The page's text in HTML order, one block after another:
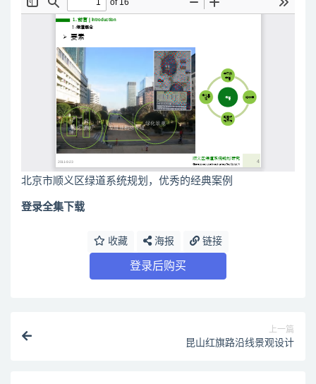
北京市顺义区绿道系统规划，优秀的经典案例
登录全集下载
收藏 海报 链接
登录后购买
上一篇
昆山红旗路沿线景观设计